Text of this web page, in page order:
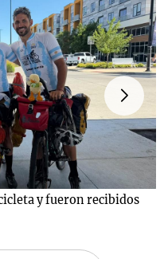
y fueron recibidos